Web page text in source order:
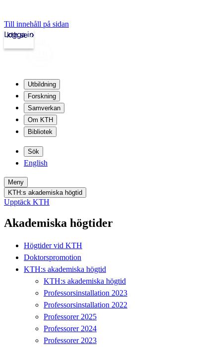
Till innehåll på sidan
kth.se
Logga in
Utbildning
Forskning
Samverkan
Om KTH
Bibliotek
Sök
English
Meny
KTH:s akademiska högtid
Upptäck KTH
Akademiska högtider
Högtider vid KTH
Doktorspromotion
KTH:s akademiska högtid
KTH:s akademiska högtid
Professorsinstallation 2023
Professorsinstallation 2022
Professorer 2025
Professorer 2024
Professorer 2023